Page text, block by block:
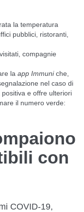
la temperatura
pubblici, ristoranti,
compagnie
la app Immuniche,
nel caso di
e offre ulteriori
il numero verde:
con
COVID-19,